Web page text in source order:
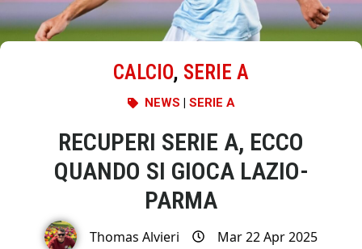
CALCIO, SERIE A
NEWS | SERIE A
RECUPERI SERIE A, ECCO
QUANDO SI GIOCA LAZIO-
PARMA
Thomas Alvieri Mar 22 Apr 2025